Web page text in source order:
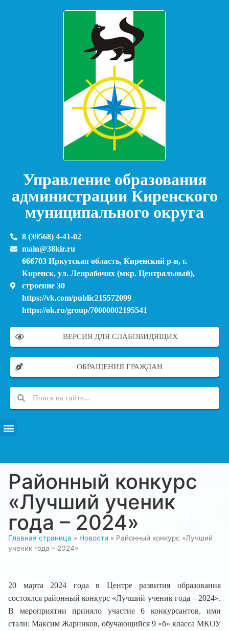
Управление образования
администрации Киренского
муниципального округа
8 (39568) 4-41-02
main@38kir.ru
666703 Иркутская область, Киренский р-н, г.
Киренск, ул. Ленрабочих (мкр. Центральный),
строение 30
https://vk.com/public215572099
https://ok.ru/group/70000002195541
ВЕРСИЯ ДЛЯ СЛАБОВИДЯЩИХ
ОБРАЩЕНИЯ ГРАЖДАН
Районный конкурс
«Лучший ученик
года – 2024»
Главная страница » Новости » Районный конкурс «Лучший
ученик года – 2024»
20 марта 2024 года в Центре развития образования
состоялся районный конкурс «Лучший ученик года – 2024».
В мероприятии приняло участие 6 конкурсантов, ими
стали: Максим Жарников, обучающийся 9 «б» класса МКОУ